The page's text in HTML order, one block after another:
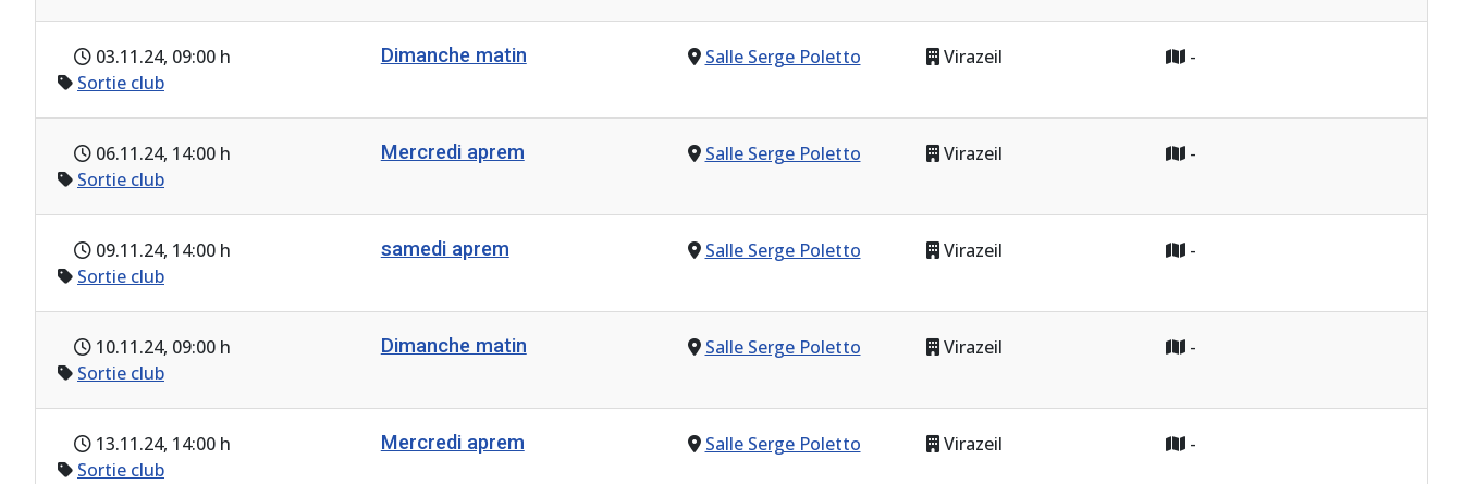
03.11.24, 09:00 h Dimanche matin Salle Serge Poletto Virazeil
-
Sortie club
06.11.24, 14:00 h Mercredi aprem Salle Serge Poletto Virazeil
-
Sortie club
09.11.24, 14:00 h samedi aprem Salle Serge Poletto Virazeil
-
Sortie club
10.11.24, 09:00 h Dimanche matin Salle Serge Poletto Virazeil
-
Sortie club
13.11.24, 14:00 h Mercredi aprem Salle Serge Poletto Virazeil
-
Sortie club